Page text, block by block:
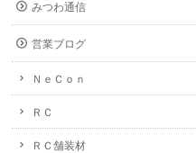
みつわ通信
営業ブログ
ＮｅＣｏｎ
ＲＣ
ＲＣ舗装材